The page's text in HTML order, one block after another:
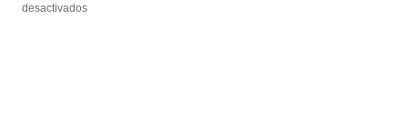
desactivadosen
desactivadosen